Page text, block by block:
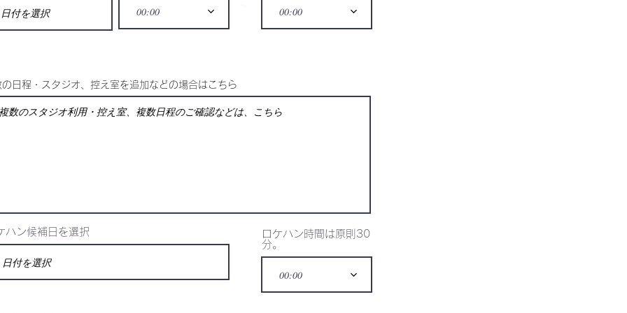
00:00 00:00
の日程・スタジオ、控え室を追加などの場合はこちら
ハン候補日を選択
ロケハン時間は原則30
分。
00:00